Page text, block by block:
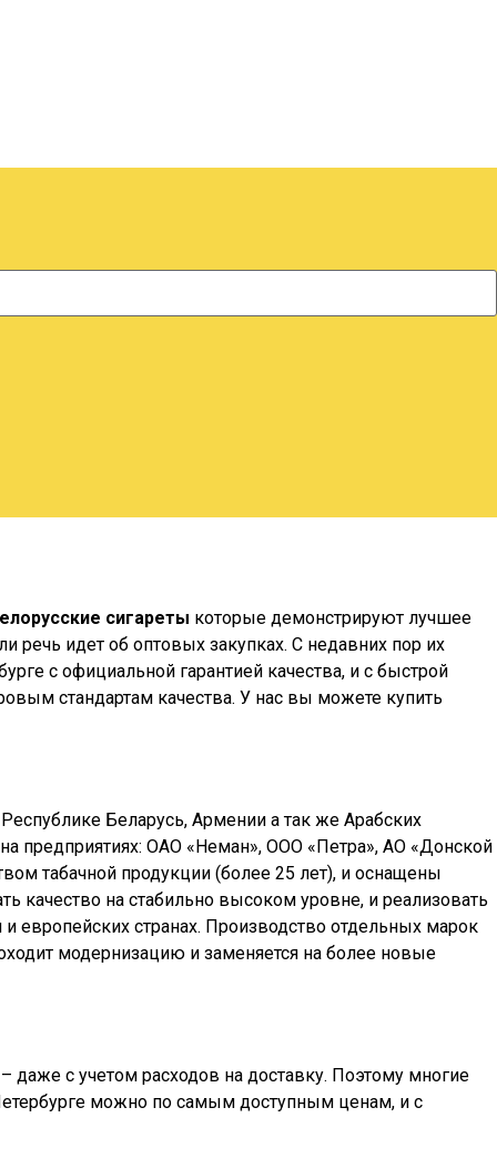
сигареты которые демонстрируют лучшее
идет об оптовых закупках. С недавних пор их
с официальной гарантией качества, и с быстрой
стандартам качества. У нас вы можете купить
Беларусь, Армении а так же Арабских
предприятиях: ОАО «Неман», ООО «Петра», АО «Донской
табачной продукции (более 25 лет), и оснащены
качество на стабильно высоком уровне, и реализовать
европейских странах. Производство отдельных марок
модернизацию и заменяется на более новые
даже с учетом расходов на доставку. Поэтому многие
можно по самым доступным ценам, и с